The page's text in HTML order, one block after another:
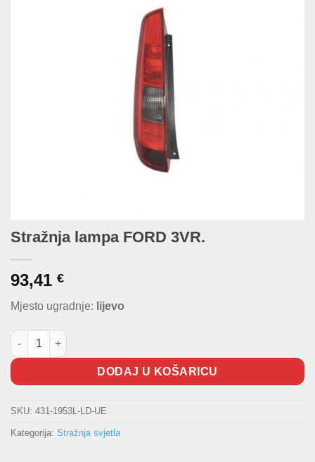
Stražnja lampa FORD 3VR.
93,41 €
Mjesto ugradnje: lijevo
Stražnja lampa FORD 3VR. količina
DODAJ U KOŠARICU
SKU: 431-1953L-LD-UE
Kategorija: Stražnja svjetla